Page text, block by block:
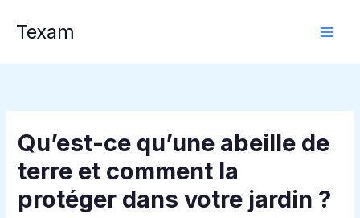
Texam
Qu’est-ce qu’une abeille de
terre et comment la
protéger dans votre jardin ?